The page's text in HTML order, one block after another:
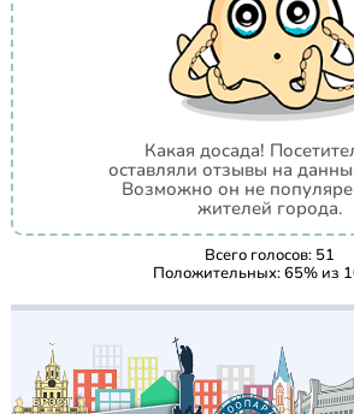
Какая досада!
оставляли отзывы на
Возможно он не
жителей города.
Всего голосов: 51
Положительных:65% из